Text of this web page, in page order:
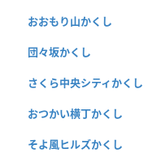
おおもり山かくし
団々坂かくし
さくら中央シティかくし
おつかい横丁かくし
そよ風ヒルズかくし